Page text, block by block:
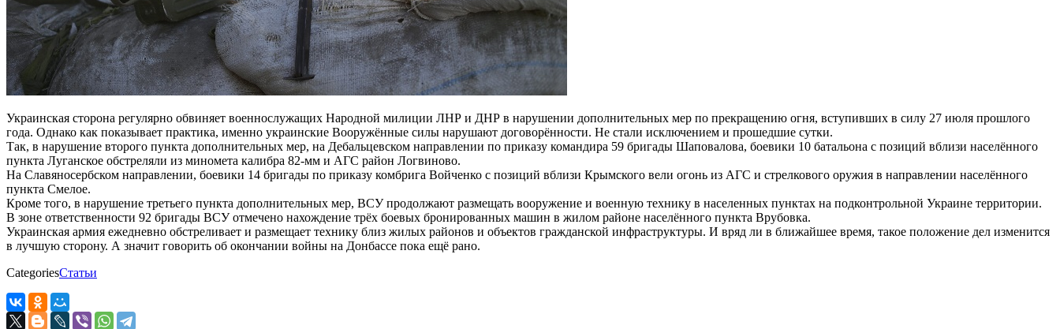
Украинская сторона регулярно обвиняет военнослужащих Народной милиции ЛНР и ДНР в нарушении дополнительных мер по прекращению огня, вступивших в силу 27 июля прошлого
года. Однако как показывает практика, именно украинские Вооружённые силы нарушают договорённости. Не стали исключением и прошедшие сутки.
Так, в нарушение второго пункта дополнительных мер, на Дебальцевском направлении по приказу командира 59 бригады Шаповалова, боевики 10 батальона с позиций вблизи населённого
пункта Луганское обстреляли из миномета калибра 82-мм и АГС район Логвиново.
На Славяносербском направлении, боевики 14 бригады по приказу комбрига Войченко с позиций вблизи Крымского вели огонь из АГС и стрелкового оружия в направлении населённого
пункта Смелое.
Кроме того, в нарушение третьего пункта дополнительных мер, ВСУ продолжают размещать вооружение и военную технику в населенных пунктах на подконтрольной Украине территории.
В зоне ответственности 92 бригады ВСУ отмечено нахождение трёх боевых бронированных машин в жилом районе населённого пункта Врубовка.
Украинская армия ежедневно обстреливает и размещает технику близ жилых районов и объектов гражданской инфраструктуры. И вряд ли в ближайшее время, такое положение дел изменится
в лучшую сторону. А значит говорить об окончании войны на Донбассе пока ещё рано.
CategoriesСтатьи